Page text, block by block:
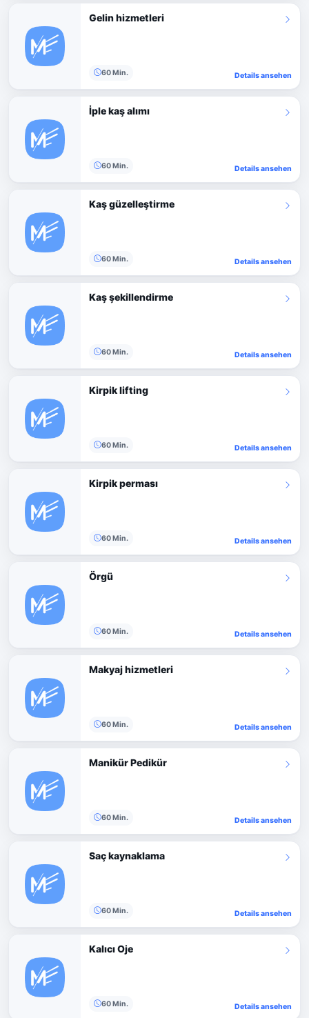
Gelin hizmetleri
60 Min. Details ansehen
İple kaş alımı
60 Min. Details ansehen
Kaş güzelleştirme
60 Min. Details ansehen
Kaş şekillendirme
60 Min. Details ansehen
Kirpik lifting
60 Min. Details ansehen
Kirpik perması
60 Min. Details ansehen
Örgü
60 Min. Details ansehen
Makyaj hizmetleri
60 Min. Details ansehen
Manikür Pedikür
60 Min. Details ansehen
Saç kaynaklama
60 Min. Details ansehen
Kalıcı Oje
60 Min. Details ansehen